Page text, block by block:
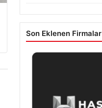
Son Eklenen Firmalar